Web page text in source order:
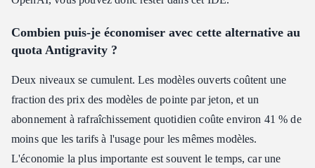
Combien puis-je économiser avec cette alternative au
quota Antigravity ?
Deux niveaux se cumulent. Les modèles ouverts coûtent une
fraction des prix des modèles de pointe par jeton, et un
abonnement à rafraîchissement quotidien coûte environ 41 % de
moins que les tarifs à l'usage pour les mêmes modèles.
L'économie la plus importante est souvent le temps, car une